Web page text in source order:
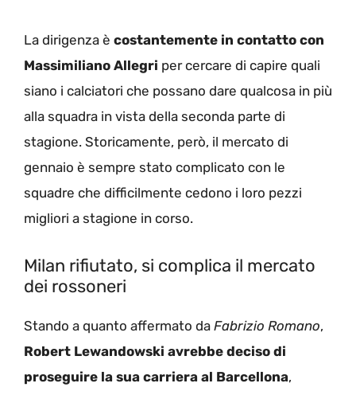
La dirigenza è costantemente in contatto con
Massimiliano Allegri per cercare di capire quali
siano i calciatori che possano dare qualcosa in più
alla squadra in vista della seconda parte di
stagione. Storicamente, però, il mercato di
gennaio è sempre stato complicato con le
squadre che difficilmente cedono i loro pezzi
migliori a stagione in corso.
Milan rifiutato, si complica il mercato
dei rossoneri
Stando a quanto affermato da Fabrizio Romano,
Robert Lewandowski avrebbe deciso di
proseguire la sua carriera al Barcellona,